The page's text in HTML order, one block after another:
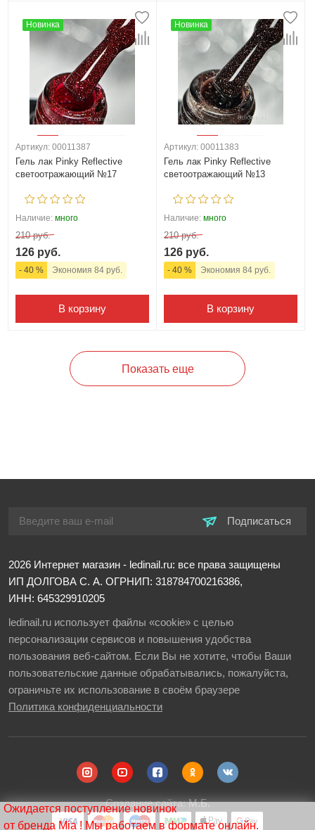
Новинка
Артикул: 00011387
Гель лак Pinky Reflective
светоотражающий №17
Наличие: много
210 руб.
126 руб.
- 40 % Экономия 84 руб.
В корзину
Новинка
Артикул: 00011383
Гель лак Pinky Reflective
светоотражающий №13
Наличие: много
210 руб.
126 руб.
- 40 % Экономия 84 руб.
В корзину
Показать еще
Подписаться
2026 Интернет магазин - ledinail.ru: все права защищены
ИП ДОЛГОВА С. А. ОГРНИП: 318784700216386,
ИНН: 645329910205
ledinail.ru использует файлы «cookie» с целью
персонализации сервисов и повышения удобства
пользования веб-сайтом. Если Вы не хотите, чтобы Ваши
пользовательские данные обрабатывались, пожалуйста,
ограничьте их использование в своём браузере
Политика конфиденциальности
Создание сайта:М.Б.
Ожидается поступление новинок
от бренда Mia ! Мы работаем в формате онлайн.